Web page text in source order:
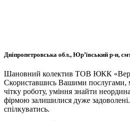
Дніпропетровська обл., Юр’ївський р-н,
Шановний колектив ТОВ ЮКК
Скориставшись Вашими послугами,
чітку роботу, уміння знайти
фірмою залишилися дуже
спілкуватись.